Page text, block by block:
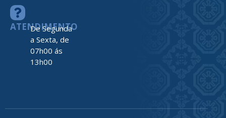
ATENDIMENTO
De Segunda
a Sexta, de
07h00 ás
13h00